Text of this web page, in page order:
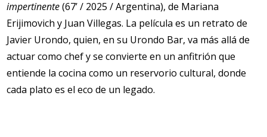
impertinente(67’ / 2025 / Argentina), de Mariana
Erijimovich y Juan Villegas. La película es un retrato de
Javier Urondo, quien, en su Urondo Bar, va más allá de
actuar como chef y se convierte en un anfitrión que
entiende la cocina como un reservorio cultural, donde
cada plato es el eco de un legado.